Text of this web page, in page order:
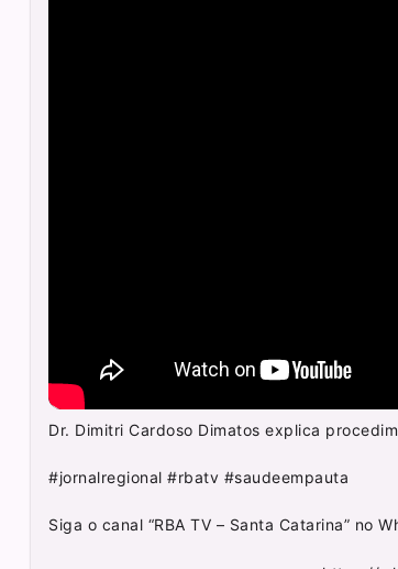
Dr. Dimitri Cardoso Dimatos explica
#jornalregional #rbatv #saudeempauta
Siga o canal “RBA TV – Santa Catarina” no